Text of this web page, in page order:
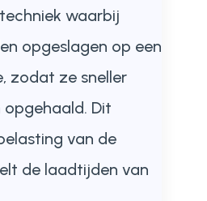
waarbij
opgeslagen op een
zodat ze sneller
opgehaald. Dit
van de
de laadtijden van